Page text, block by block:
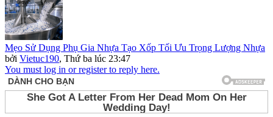
Mẹo Sử Dụng Phụ Gia Nhựa Tạo Xốp Tối Ưu Trọng Lượng Nhựa
bởi Vietuc190, Thứ ba lúc 23:47
You must log in or register to reply here.